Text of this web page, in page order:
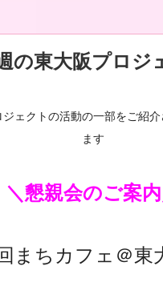
の東大阪プロジ
ェクトの活動の一部をご紹介
ます
＼懇親会のご案
まちカフェ＠東